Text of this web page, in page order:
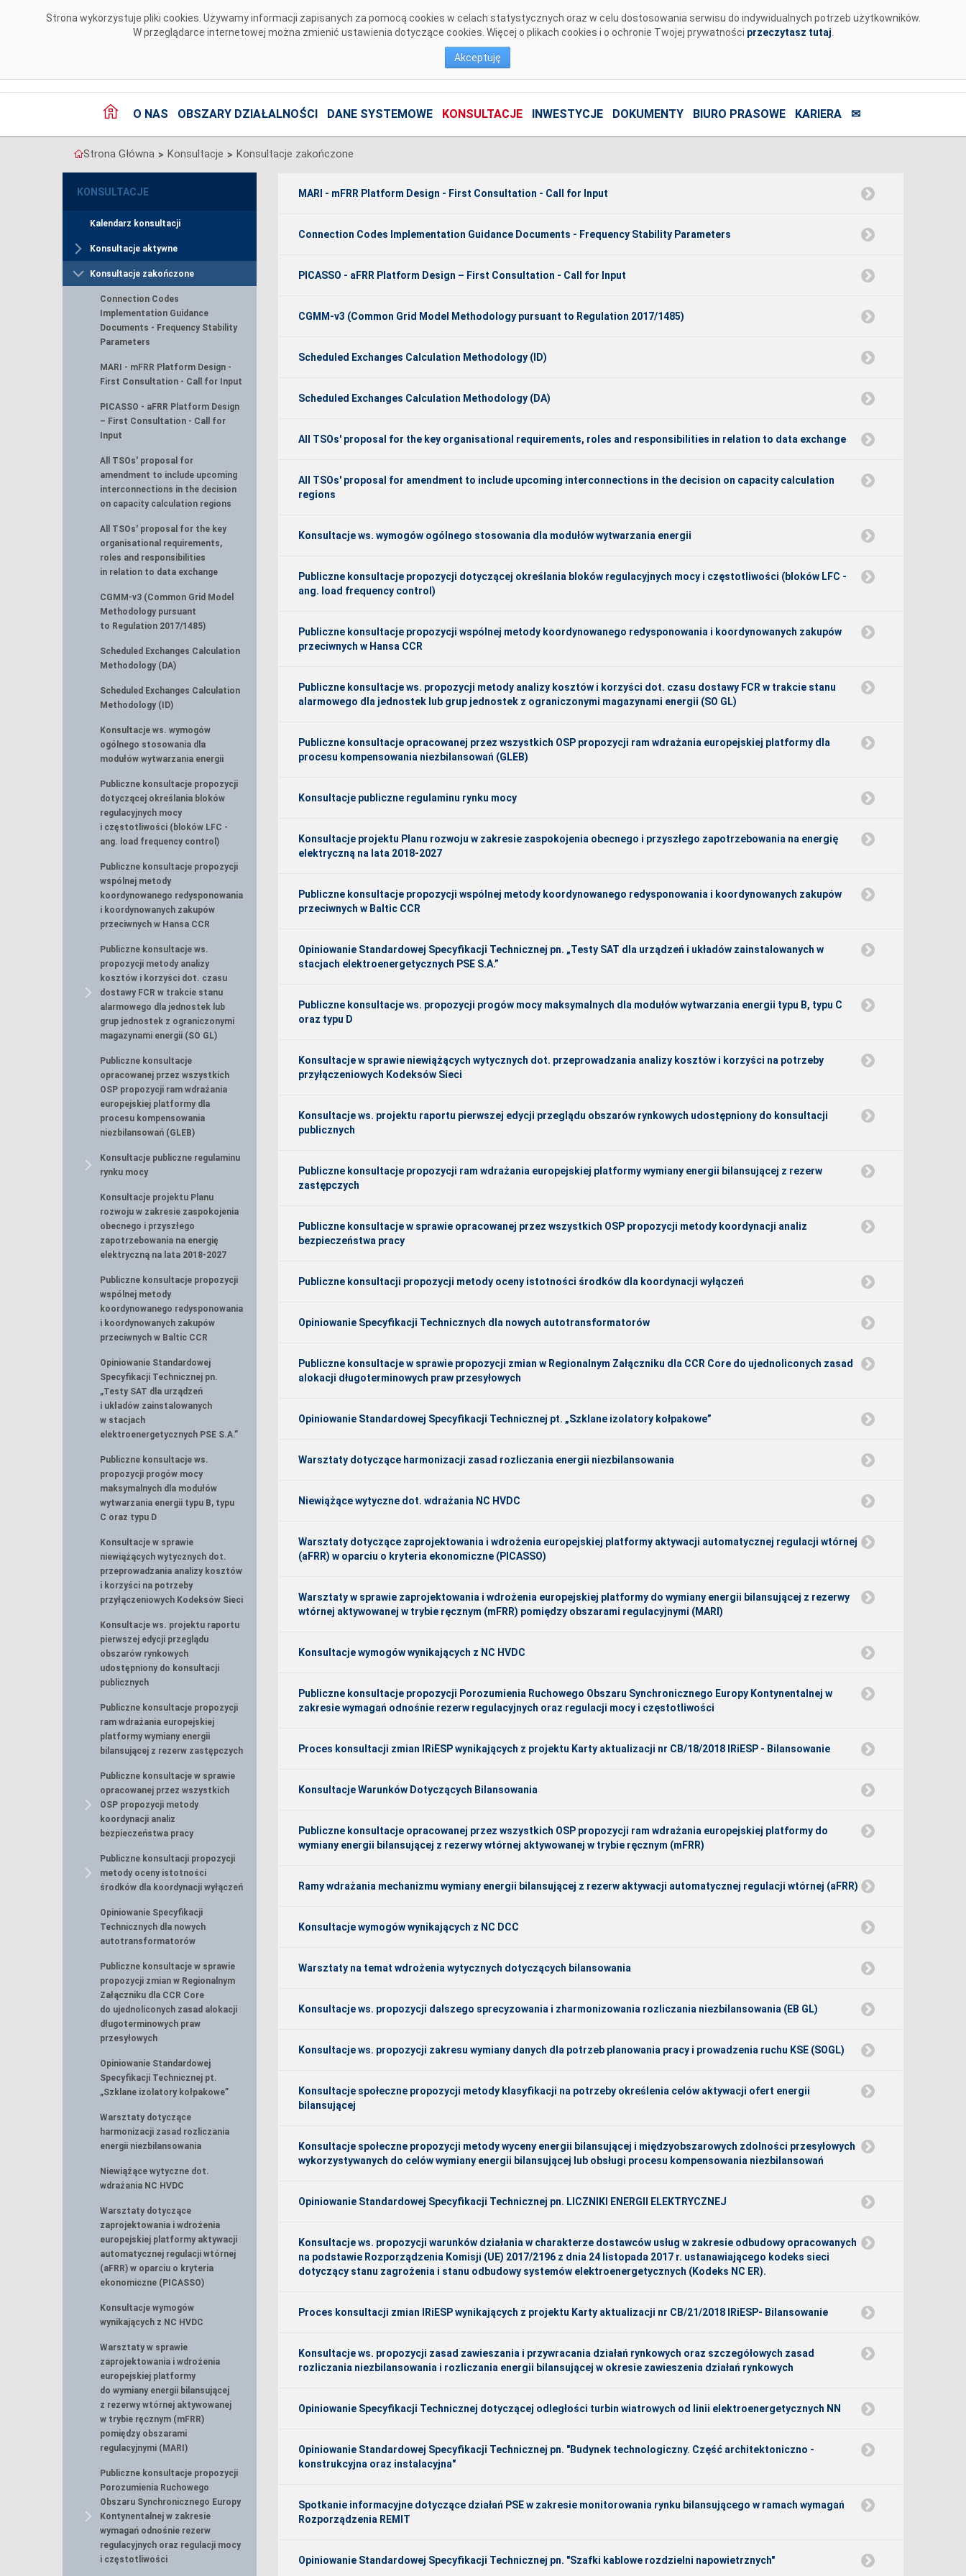
Strona wykorzystuje pliki cookies. Używamy informacji zapisanych za pomocą cookies w celach statystycznych oraz w celu dostosowania serwisu do indywidualnych potrzeb użytkowników.
W przeglądarce internetowej można zmienić ustawienia dotyczące cookies. Więcej o plikach cookies i o ochronie Twojej prywatności przeczytasz tutaj
Akceptuję
O NAS OBSZARY DZIAŁALNOŚCI DANE SYSTEMOWE KONSULTACJE INWESTYCJE DOKUMENTY BIURO PRASOWE KARIERA ✉
Strona Główna > Konsultacje > Konsultacje zakończone
KONSULTACJE
Kalendarz konsultacji
Konsultacje aktywne
Konsultacje zakończone
Connection Codes
Implementation Guidance
Documents - Frequency Stability
Parameters
MARI - mFRR Platform Design -
First Consultation - Call for Input
PICASSO - aFRR Platform Design
– First Consultation - Call for
Input
All TSOs' proposal for
amendment to include upcoming
interconnections in the decision
on capacity calculation regions
All TSOs' proposal for the key
organisational requirements,
roles and responsibilities
in relation to data exchange
CGMM-v3 (Common Grid Model
Methodology pursuant
to Regulation 2017/1485)
Scheduled Exchanges Calculation
Methodology (DA)
Scheduled Exchanges Calculation
Methodology (ID)
Konsultacje ws. wymogów
ogólnego stosowania dla
modułów wytwarzania energii
Publiczne konsultacje propozycji
dotyczącej określania bloków
regulacyjnych mocy
i częstotliwości (bloków LFC -
ang. load frequency control)
Publiczne konsultacje propozycji
wspólnej metody
koordynowanego redysponowania
i koordynowanych zakupów
przeciwnych w Hansa CCR
Publiczne konsultacje ws.
propozycji metody analizy
kosztów i korzyści dot. czasu
dostawy FCR w trakcie stanu
alarmowego dla jednostek lub
grup jednostek z ograniczonymi
magazynami energii (SO GL)
Publiczne konsultacje
opracowanej przez wszystkich
OSP propozycji ram wdrażania
europejskiej platformy dla
procesu kompensowania
niezbilansowań (GLEB)
Konsultacje publiczne regulaminu
rynku mocy
Konsultacje projektu Planu
rozwoju w zakresie zaspokojenia
obecnego i przyszłego
zapotrzebowania na energię
elektryczną na lata 2018-2027
Publiczne konsultacje propozycji
wspólnej metody
koordynowanego redysponowania
i koordynowanych zakupów
przeciwnych w Baltic CCR
Opiniowanie Standardowej
Specyfikacji Technicznej pn.
„Testy SAT dla urządzeń
i układów zainstalowanych
w stacjach
elektroenergetycznych PSE S.A.”
Publiczne konsultacje ws.
propozycji progów mocy
maksymalnych dla modułów
wytwarzania energii typu B, typu
C oraz typu D
Konsultacje w sprawie
niewiążących wytycznych dot.
przeprowadzania analizy kosztów
i korzyści na potrzeby
przyłączeniowych Kodeksów Sieci
Konsultacje ws. projektu raportu
pierwszej edycji przeglądu
obszarów rynkowych
udostępniony do konsultacji
publicznych
Publiczne konsultacje propozycji
ram wdrażania europejskiej
platformy wymiany energii
bilansującej z rezerw zastępczych
Publiczne konsultacje w sprawie
opracowanej przez wszystkich
OSP propozycji metody
koordynacji analiz
bezpieczeństwa pracy
Publiczne konsultacji propozycji
metody oceny istotności
środków dla koordynacji wyłączeń
Opiniowanie Specyfikacji
Technicznych dla nowych
autotransformatorów
Publiczne konsultacje w sprawie
propozycji zmian w Regionalnym
Załączniku dla CCR Core
do ujednoliconych zasad alokacji
długoterminowych praw
przesyłowych
Opiniowanie Standardowej
Specyfikacji Technicznej pt.
„Szklane izolatory kołpakowe”
Warsztaty dotyczące
harmonizacji zasad rozliczania
energii niezbilansowania
Niewiążące wytyczne dot.
wdrażania NC HVDC
Warsztaty dotyczące
zaprojektowania i wdrożenia
europejskiej platformy aktywacji
automatycznej regulacji wtórnej
(aFRR) w oparciu o kryteria
ekonomiczne (PICASSO)
Konsultacje wymogów
wynikających z NC HVDC
Warsztaty w sprawie
zaprojektowania i wdrożenia
europejskiej platformy
do wymiany energii bilansującej
z rezerwy wtórnej aktywowanej
w trybie ręcznym (mFRR)
pomiędzy obszarami
regulacyjnymi (MARI)
Publiczne konsultacje propozycji
Porozumienia Ruchowego
Obszaru Synchronicznego Europy
Kontynentalnej w zakresie
wymagań odnośnie rezerw
regulacyjnych oraz regulacji mocy
i częstotliwości
MARI - mFRR Platform Design - First Consultation - Call for Input
Connection Codes Implementation Guidance Documents - Frequency Stability Parameters
PICASSO - aFRR Platform Design – First Consultation - Call for Input
CGMM-v3 (Common Grid Model Methodology pursuant to Regulation 2017/1485)
Scheduled Exchanges Calculation Methodology (ID)
Scheduled Exchanges Calculation Methodology (DA)
All TSOs' proposal for the key organisational requirements, roles and responsibilities in relation to data exchange
All TSOs' proposal for amendment to include upcoming interconnections in the decision on capacity calculation
regions
Konsultacje ws. wymogów ogólnego stosowania dla modułów wytwarzania energii
Publiczne konsultacje propozycji dotyczącej określania bloków regulacyjnych mocy i częstotliwości (bloków LFC -
ang. load frequency control)
Publiczne konsultacje propozycji wspólnej metody koordynowanego redysponowania i koordynowanych zakupów
przeciwnych w Hansa CCR
Publiczne konsultacje ws. propozycji metody analizy kosztów i korzyści dot. czasu dostawy FCR w trakcie stanu
alarmowego dla jednostek lub grup jednostek z ograniczonymi magazynami energii (SO GL)
Publiczne konsultacje opracowanej przez wszystkich OSP propozycji ram wdrażania europejskiej platformy dla
procesu kompensowania niezbilansowań (GLEB)
Konsultacje publiczne regulaminu rynku mocy
Konsultacje projektu Planu rozwoju w zakresie zaspokojenia obecnego i przyszłego zapotrzebowania na energię
elektryczną na lata 2018-2027
Publiczne konsultacje propozycji wspólnej metody koordynowanego redysponowania i koordynowanych zakupów
przeciwnych w Baltic CCR
Opiniowanie Standardowej Specyfikacji Technicznej pn. „Testy SAT dla urządzeń i układów zainstalowanych w
stacjach elektroenergetycznych PSE S.A.”
Publiczne konsultacje ws. propozycji progów mocy maksymalnych dla modułów wytwarzania energii typu B, typu C
oraz typu D
Konsultacje w sprawie niewiążących wytycznych dot. przeprowadzania analizy kosztów i korzyści na potrzeby
przyłączeniowych Kodeksów Sieci
Konsultacje ws. projektu raportu pierwszej edycji przeglądu obszarów rynkowych udostępniony do konsultacji
publicznych
Publiczne konsultacje propozycji ram wdrażania europejskiej platformy wymiany energii bilansującej z rezerw
zastępczych
Publiczne konsultacje w sprawie opracowanej przez wszystkich OSP propozycji metody koordynacji analiz
bezpieczeństwa pracy
Publiczne konsultacji propozycji metody oceny istotności środków dla koordynacji wyłączeń
Opiniowanie Specyfikacji Technicznych dla nowych autotransformatorów
Publiczne konsultacje w sprawie propozycji zmian w Regionalnym Załączniku dla CCR Core do ujednoliconych zasad
alokacji długoterminowych praw przesyłowych
Opiniowanie Standardowej Specyfikacji Technicznej pt. „Szklane izolatory kołpakowe”
Warsztaty dotyczące harmonizacji zasad rozliczania energii niezbilansowania
Niewiążące wytyczne dot. wdrażania NC HVDC
Warsztaty dotyczące zaprojektowania i wdrożenia europejskiej platformy aktywacji automatycznej regulacji wtórnej
(aFRR) w oparciu o kryteria ekonomiczne (PICASSO)
Warsztaty w sprawie zaprojektowania i wdrożenia europejskiej platformy do wymiany energii bilansującej z rezerwy
wtórnej aktywowanej w trybie ręcznym (mFRR) pomiędzy obszarami regulacyjnymi (MARI)
Konsultacje wymogów wynikających z NC HVDC
Publiczne konsultacje propozycji Porozumienia Ruchowego Obszaru Synchronicznego Europy Kontynentalnej w
zakresie wymagań odnośnie rezerw regulacyjnych oraz regulacji mocy i częstotliwości
Proces konsultacji zmian IRiESP wynikających z projektu Karty aktualizacji nr CB/18/2018 IRiESP - Bilansowanie
Konsultacje Warunków Dotyczących Bilansowania
Publiczne konsultacje opracowanej przez wszystkich OSP propozycji ram wdrażania europejskiej platformy do
wymiany energii bilansującej z rezerwy wtórnej aktywowanej w trybie ręcznym (mFRR)
Ramy wdrażania mechanizmu wymiany energii bilansującej z rezerw aktywacji automatycznej regulacji wtórnej (aFRR)
Konsultacje wymogów wynikających z NC DCC
Warsztaty na temat wdrożenia wytycznych dotyczących bilansowania
Konsultacje ws. propozycji dalszego sprecyzowania i zharmonizowania rozliczania niezbilansowania (EB GL)
Konsultacje ws. propozycji zakresu wymiany danych dla potrzeb planowania pracy i prowadzenia ruchu KSE (SOGL)
Konsultacje społeczne propozycji metody klasyfikacji na potrzeby określenia celów aktywacji ofert energii
bilansującej
Konsultacje społeczne propozycji metody wyceny energii bilansującej i międzyobszarowych zdolności przesyłowych
wykorzystywanych do celów wymiany energii bilansującej lub obsługi procesu kompensowania niezbilansowań
Opiniowanie Standardowej Specyfikacji Technicznej pn. LICZNIKI ENERGII ELEKTRYCZNEJ
Konsultacje ws. propozycji warunków działania w charakterze dostawców usług w zakresie odbudowy opracowanych
na podstawie Rozporządzenia Komisji (UE) 2017/2196 z dnia 24 listopada 2017 r. ustanawiającego kodeks sieci
dotyczący stanu zagrożenia i stanu odbudowy systemów elektroenergetycznych (Kodeks NC ER).
Proces konsultacji zmian IRiESP wynikających z projektu Karty aktualizacji nr CB/21/2018 IRiESP- Bilansowanie
Konsultacje ws. propozycji zasad zawieszania i przywracania działań rynkowych oraz szczegółowych zasad
rozliczania niezbilansowania i rozliczania energii bilansującej w okresie zawieszenia działań rynkowych
Opiniowanie Specyfikacji Technicznej dotyczącej odległości turbin wiatrowych od linii elektroenergetycznych NN
Opiniowanie Standardowej Specyfikacji Technicznej pn. "Budynek technologiczny. Część architektoniczno -
konstrukcyjna oraz instalacyjna"
Spotkanie informacyjne dotyczące działań PSE w zakresie monitorowania rynku bilansującego w ramach wymagań
Rozporządzenia REMIT
Opiniowanie Standardowej Specyfikacji Technicznej pn. "Szafki kablowe rozdzielni napowietrznych"